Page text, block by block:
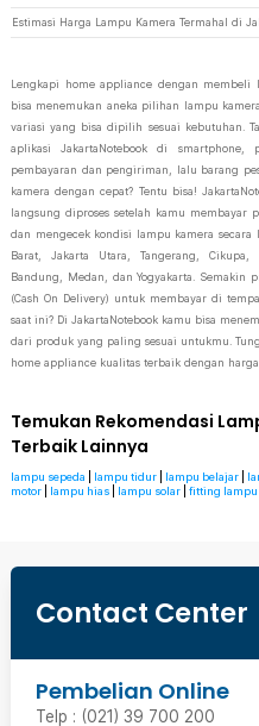
Lengkapi home appliance dengan membeli
bisa menemukan aneka pilihan lampu
variasi yang bisa dipilih sesuai kebutuhan.
aplikasi JakartaNotebook di
pembayaran dan pengiriman, lalu barang
kamera dengan cepat? Tentu bisa!
langsung diproses setelah kamu membayar
dan mengecek kondisi lampu kamera
Barat, Jakarta Utara, Tangerang, Cikupa,
Bandung, Medan, dan Yogyakarta. Semakin
(Cash On Delivery) untuk membayar di
saat ini? Di JakartaNotebook kamu bisa
dari produk yang paling sesuai untukmu.
home appliance kualitas terbaik dengan
Temukan Rekomendasi
Terbaik Lainnya
lampu sepeda lampu tidur lampu belajar
motor
lampu hias lampu solar fitting lampu
Contact Center
Pembelian Online
Telp : (021) 39 700 200